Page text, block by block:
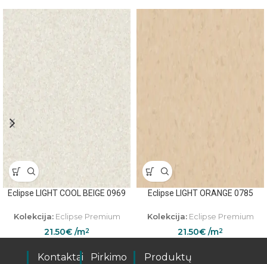
Eclipse LIGHT COOL BEIGE 0969
Kolekcija:Eclipse Premium
21.50€ /m2
Eclipse LIGHT ORANGE 0785
Kolekcija:Eclipse Premium
21.50€ /m2
Kontaktai
Pirkimo
Produktų